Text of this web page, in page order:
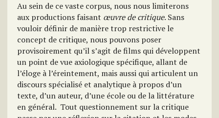
Au sein de ce vaste corpus, nous nous limiterons
aux productions faisant œuvre de critique. Sans
vouloir définir de manière trop restrictive le
concept de critique, nous pouvons poser
provisoirement qu’il s’agit de films qui développent
un point de vue axiologique spécifique, allant de
l’éloge à l’éreintement, mais aussi qui articulent un
discours spécialisé et analytique à propos d’un
texte, d’un auteur, d’une école ou de la littérature
en général. Tout questionnement sur la critique